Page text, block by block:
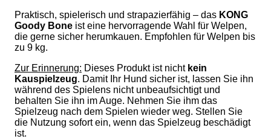
Praktisch, spielerisch und strapazierfähig – das KONG
Goody Bone ist eine hervorragende Wahl für Welpen,
die gerne sicher herumkauen. Empfohlen für Welpen bis
zu 9 kg.
Zur Erinnerung: Dieses Produkt ist nicht kein
Kauspielzeug. Damit Ihr Hund sicher ist, lassen Sie ihn
während des Spielens nicht unbeaufsichtigt und
behalten Sie ihn im Auge. Nehmen Sie ihm das
Spielzeug nach dem Spielen wieder weg. Stellen Sie
die Nutzung sofort ein, wenn das Spielzeug beschädigt
ist.